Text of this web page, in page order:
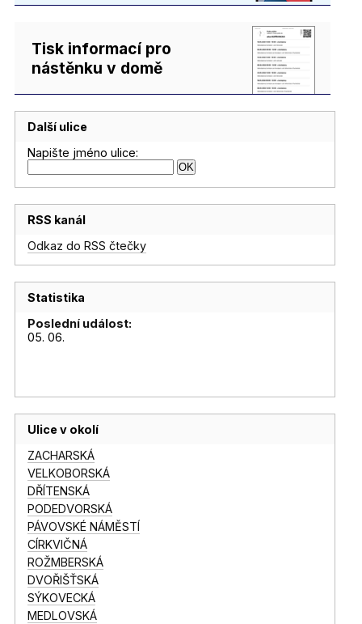
Tisk informací pro
nástěnku v domě
Další ulice
Napište jméno ulice:
RSS kanál
Odkaz do RSS čtečky
Statistika
Poslední událost:
05. 06.
Ulice v okolí
ZACHARSKÁ
VELKOBORSKÁ
DŘÍTENSKÁ
PODEDVORSKÁ
PÁVOVSKÉ NÁMĚSTÍ
CÍRKVIČNÁ
ROŽMBERSKÁ
DVOŘIŠŤSKÁ
SÝKOVECKÁ
MEDLOVSKÁ